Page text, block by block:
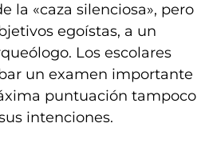
la «caza silenciosa», pero
egoístas, a un
Los escolares
un examen importante
puntuación tampoco
intenciones.